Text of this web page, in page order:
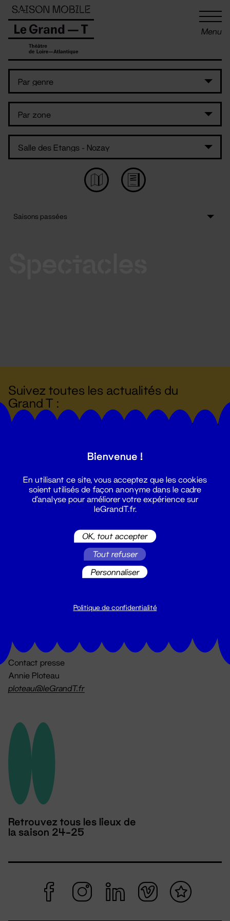
Menu
Suivez toutes les actualités du
Grand T :
billetterie@leGrandT.fr
Du lundi au vendredi 14h → 18h
Contact presse
Annie Ploteau
ploteau@leGrandT.fr
Retrouvez tous les lieux de
la saison 24-25
Panneau de gestion des cookies
Bienvenue !
En utilisant ce site, vous acceptez que les cookies
soient utilisés de façon anonyme dans le cadre
d'analyse pour améliorer votre expérience sur
leGrandT.fr.
OK, tout accepter
Tout refuser
Personnaliser
Politique de confidentialité